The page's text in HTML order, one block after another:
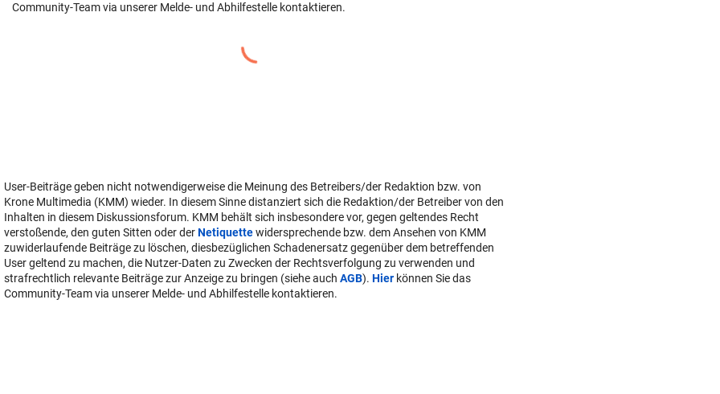
Community-Team via unserer Melde- und Abhilfestelle kontaktieren.